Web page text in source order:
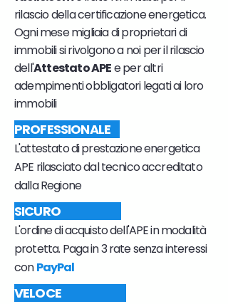
rilascio della certificazione energetica.
Ogni mese migliaia di proprietari di
immobili si rivolgono a noi per il rilascio
dell'Attestato APEe per altri
adempimenti obbligatori legati ai loro
immobili
PROFESSIONALE
L'attestato di prestazione energetica
APE rilasciato dal tecnico accreditato
dalla Regione
SICURO
L'ordine di acquisto dell'APE in modalità
protetta. Paga in 3 rate senza interessi
conPayPal
VELOCE